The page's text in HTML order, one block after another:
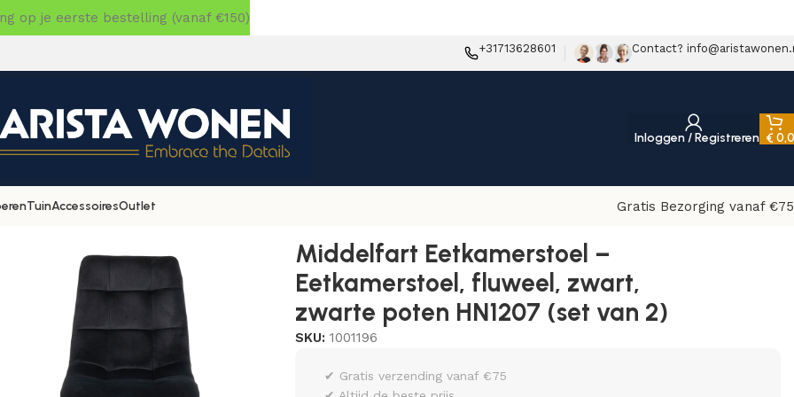
+31713628601 Contact?
Inloggen / Registreren €
TuinAccessoiresOutlet
Gratis Bezorging vanaf
Middelfart Eetkamerstoel –
Eetkamerstoel, fluweel, zwart,
zwarte poten HN1207 (set van 2)
SKU:1001196
✔ Gratis verzending vanaf €75
op je eerste bestelling (vanaf €150)